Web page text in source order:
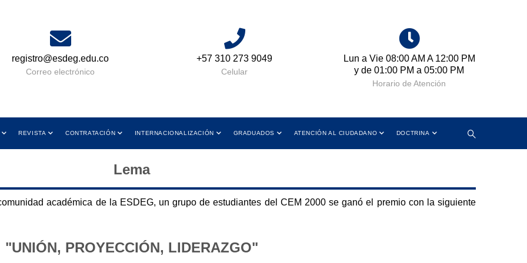
registro@esdeg.edu.co
Correo electrónico
+57 310 273 9049
Celular
Lun a Vie 08:00 AM A 12:00 PM
y de 01:00 PM a 05:00 PM
Horario de Atención
REVISTA CONTRATACIÓN INTERNACIONALIZACIÓN GRADUADOS ATENCIÓN AL CIUDADANO DOCTRINA
Lema
académica de la ESDEG, un grupo de estudiantes del CEM 2000 se ganó el premio con la siguiente
"UNIÓN, PROYECCIÓN, LIDERAZGO"